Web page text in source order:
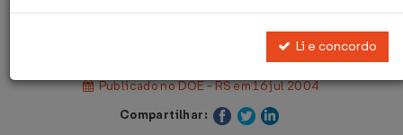
Decreto nº 43.241 de 15/07/2004
Publicado no DOE - RS em 16 jul 2004
Compartilhar:
Li e concordo